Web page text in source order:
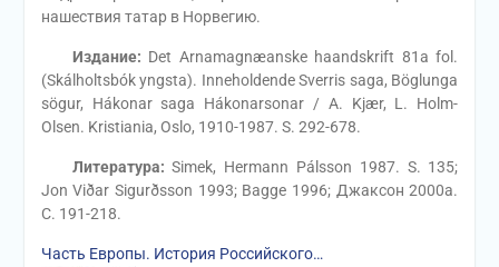
нашествия татар в Норвегию.
Издание: Det Arnamagnæanske haandskrift 81а fol.
(Skálholtsbók yngsta). Inneholdende Sverris saga, Böglunga
sögur, Hákonar saga Hákonarsonar / A. Kjær, L. Holm-
Olsen. Kristiania, Oslo, 1910-1987. S. 292-678.
Литература: Simek, Hermann Pálsson 1987. S. 135;
Jon Viðar Sigurðsson 1993; Bagge 1996; Джаксон 2000a.
C. 191-218.
Часть Европы. История Российского…